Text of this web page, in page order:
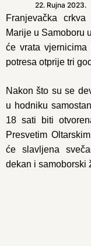
22. Rujna 2023.
Franjevačka
Marije u Samoboru
će vrata vjernicima
potresa otprije tri
Nakon što su se
u hodniku
18 sati biti
Presvetim
će slavljena
dekan i samoborski